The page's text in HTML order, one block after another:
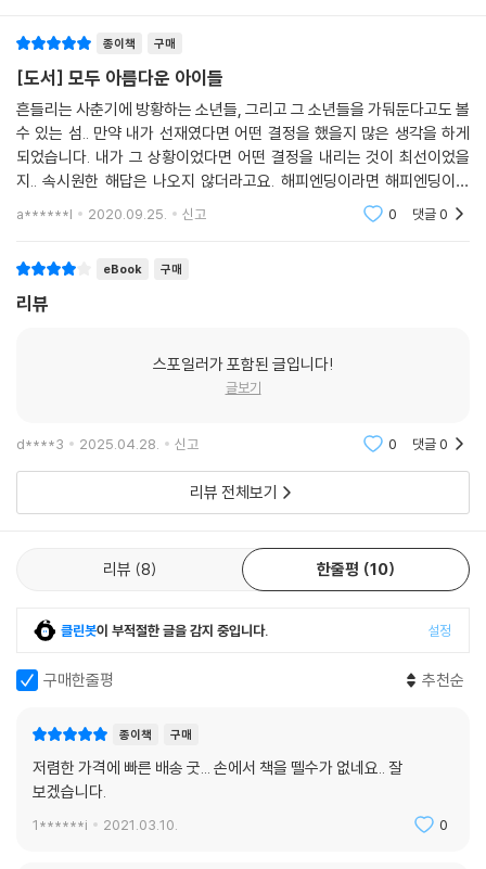
종이책 구매
[도서] 모두 아름다운 아이들
흔들리는 사춘기에 방황하는 소년들, 그리고 그 소년들을 가둬둔다고도 볼
수 있는 섬.. 만약 내가 선재였다면 어떤 결정을 했을지 많은 생각을 하게
되었습니다. 내가 그 상황이었다면 어떤 결정을 내리는 것이 최선이었을
지.. 속시원한 해답은 나오지 않더라고요. 해피엔딩이라면 해피엔딩이고
새드라면 새드라고 볼 수 있지만, 어느 쪽이든 생각할 거리를 많이 던져준
a******l 2020.09.25. 신고 0 댓글0
eBook 구매
리뷰
스포일러가 포함된 글입니다!
글보기
d****3 2025.04.28. 신고 0 댓글0
리뷰 전체보기
리뷰 8 한줄평 10
클린봇이 부적절한 글을 감지 중입니다. 설정
구매한줄평 추천순
종이책 구매
저렴한 가격에 빠른 배송 굿... 손에서 책을 뗄수가 없네요.. 잘
보겠습니다.
1******i 2021.03.10. 0